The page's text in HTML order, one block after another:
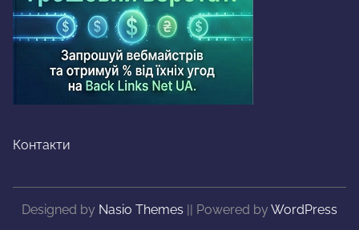
Контакти
Designed by Nasio Themes || Powered by WordPress